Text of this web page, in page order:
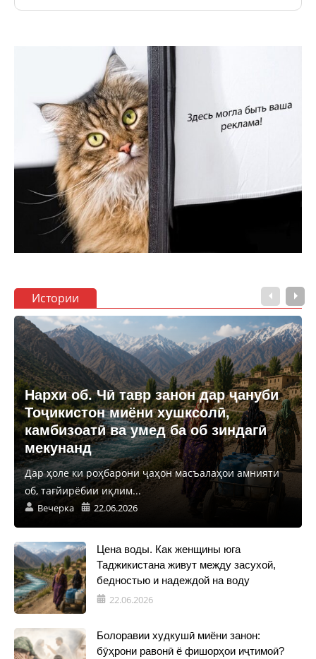
Истории
Нархи об. Чӣ тавр занон дар ҷануби
Тоҷикистон миёни хушксолӣ,
камбизоатӣ ва умед ба об зиндагӣ
мекунанд
Дар ҳоле ки роҳбарони ҷаҳон масъалаҳои амнияти
об, тағйирёбии иқлим...
Вечерка 22.06.2026
Цена воды. Как женщины юга
Таджикистана живут между засухой,
бедностью и надеждой на воду
22.06.2026
Болоравии худкушӣ миёни занон:
бӯҳрони равонӣ ё фишорҳои иҷтимоӣ?